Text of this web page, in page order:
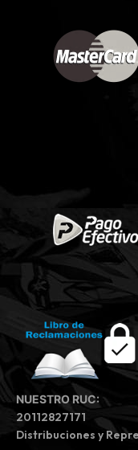
NUESTRO RUC:
20112827171
Distribuciones y